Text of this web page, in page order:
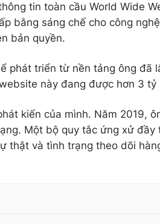
tin toàn cầu World Wide
bằng sáng chế cho công
bản quyền.
phát triển từ nền tảng ông đã
này đang được hơn 3 tỷ
kiến của mình. Năm 2019,
Một bộ quy tắc ứng xử đầy
thật và tình trạng theo dõi